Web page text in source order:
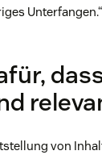
Unterfangen.“
von